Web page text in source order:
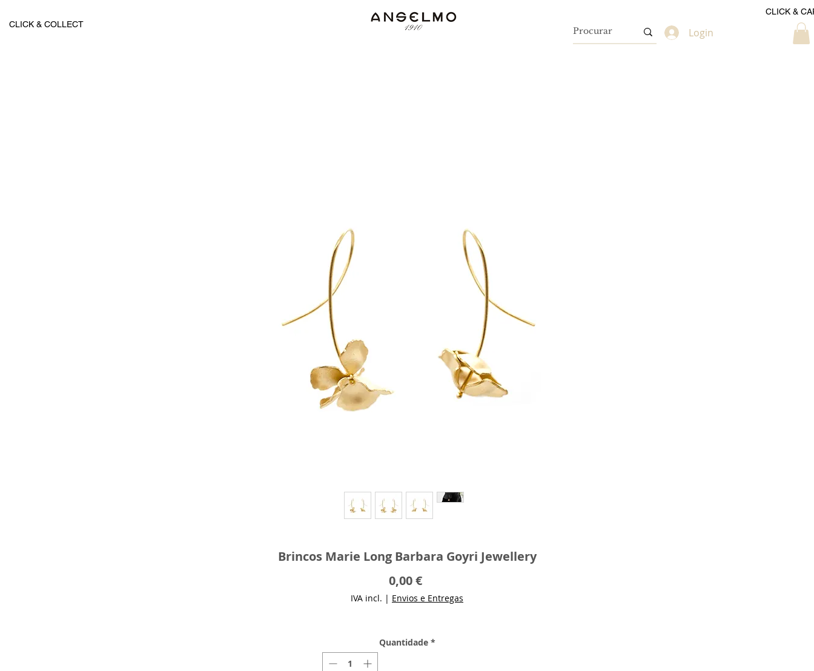
CLICK & COLLECT
CLICK &
Login
Brincos Marie Long Barbara Goyri Jewellery
0,00 €Preço
IVA incl. | Envios e Entregas
Quantidade *